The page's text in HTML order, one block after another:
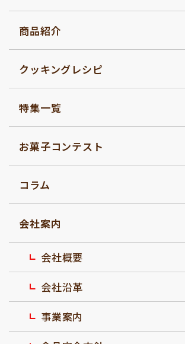
商品紹介
クッキングレシピ
特集一覧
お菓子コンテスト
コラム
会社案内
会社概要
会社沿革
事業案内